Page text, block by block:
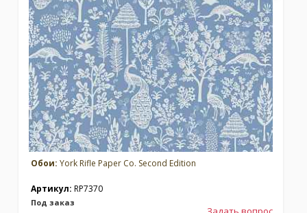
Обои: York Rifle Paper Co. Second Edition
Артикул: RP7370
Под заказ